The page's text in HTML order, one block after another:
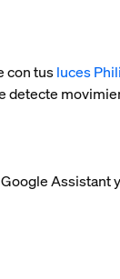
con tusluces
detecte